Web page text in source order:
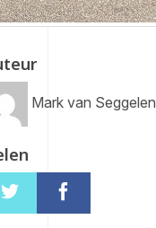
Mark van Seggelen